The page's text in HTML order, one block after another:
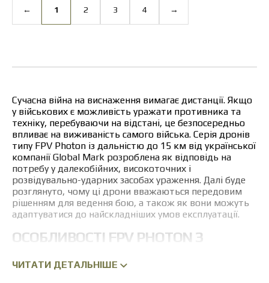
← 1 2 3 4 →
Сучасна війна на виснаження вимагає дистанції. Якщо
у військових є можливість уражати противника та
техніку, перебуваючи на відстані, це безпосередньо
впливає на виживаність самого війська. Серія дронів
типу FPV Photon із дальністю до 15 км від української
компанії Global Mark розроблена як відповідь на
потребу у далекобійних, високоточних і
розвідувально-ударних засобах ураження. Далі буде
розглянуто, чому ці дрони вважаються передовим
рішенням для ведення бою, а також як вони можуть
адаптуватися до найскладніших умов експлуатації.
ОСОБЛИВОСТІ FPV PHOTON З
ЧИТАТИ ДЕТАЛЬНІШЕ